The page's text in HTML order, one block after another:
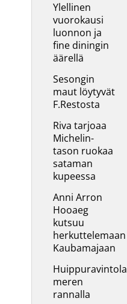
Ylellinen
vuorokausi
luonnon ja
fine diningin
äärellä
Sesongin
maut löytyvät
F.Restosta
Riva tarjoaa
Michelin-
tason ruokaa
sataman
kupeessa
Anni Arron
Hooaeg
kutsuu
herkuttelemaan
Kaubamajaan
Huippuravintola
meren
rannalla